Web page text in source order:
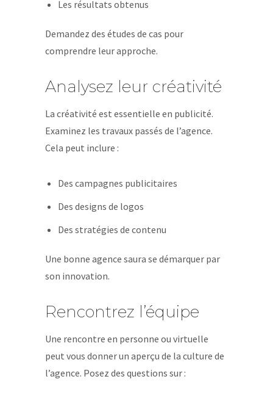
Les résultats obtenus
Demandez des études de cas pour
comprendre leur approche.
Analysez leur créativité
La créativité est essentielle en publicité.
Examinez les travaux passés de l’agence.
Cela peut inclure :
Des campagnes publicitaires
Des designs de logos
Des stratégies de contenu
Une bonne agence saura se démarquer par
son innovation.
Rencontrez l’équipe
Une rencontre en personne ou virtuelle
peut vous donner un aperçu de la culture de
l’agence. Posez des questions sur :